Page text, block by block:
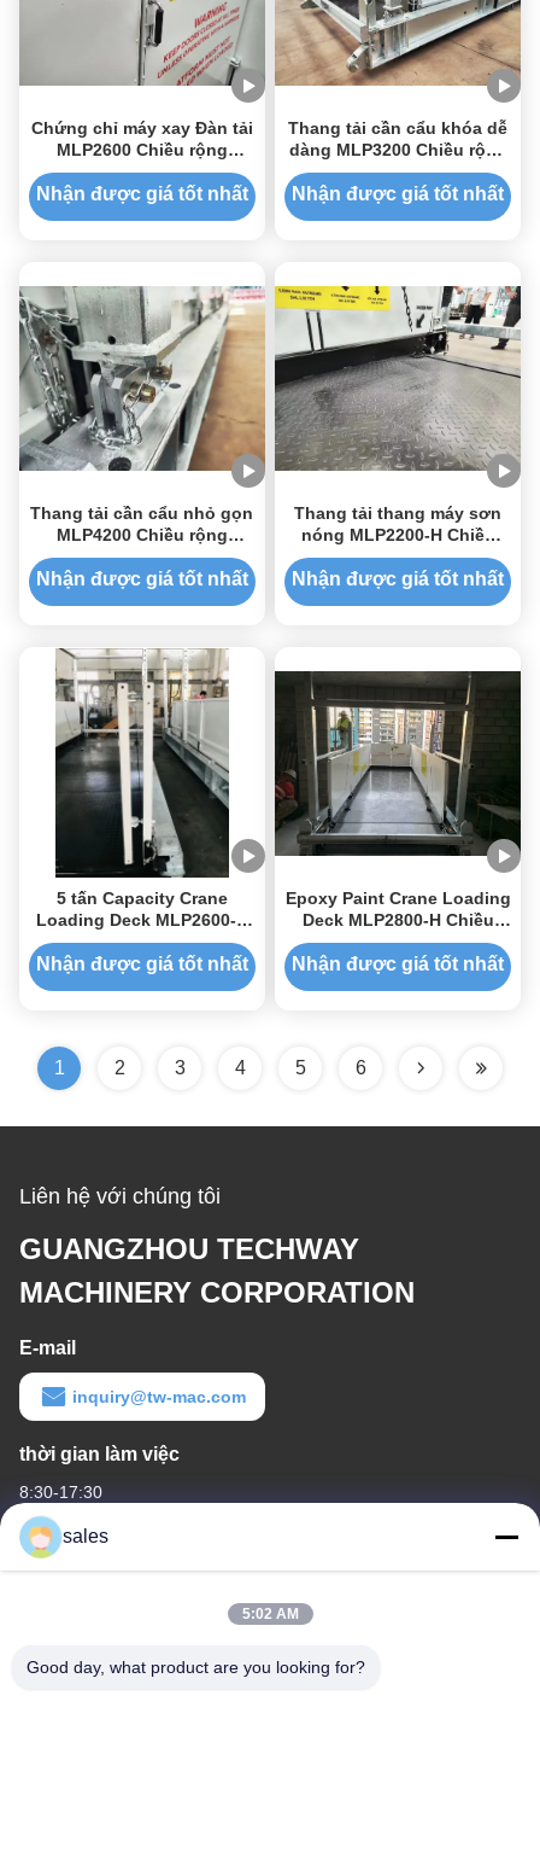
Chứng chỉ máy xay Đàn tải
MLP2600 Chiều rộng
2600mm Sơn epoxy
Nhận được giá tốt nhất
Thang tải cần cẩu khóa dễ
dàng MLP3200 Chiều rộng
3200mm
Nhận được giá tốt nhất
Thang tải cần cẩu nhỏ gọn
MLP4200 Chiều rộng
4200mm Hệ thống kéo dễ
dàng
Nhận được giá tốt nhất
Thang tải thang máy sơn
nóng MLP2200-H Chiều
rộng 2200mm
Nhận được giá tốt nhất
5 tấn Capacity Crane
Loading Deck MLP2600-H
Chiều rộng 2600mm
Nhận được giá tốt nhất
Epoxy Paint Crane Loading
Deck MLP2800-H Chiều
rộng 2800mm
Nhận được giá tốt nhất
1 2 3 4 5 6
Liên hệ với chúng tôi
GUANGZHOU TECHWAY
MACHINERY CORPORATION
E-mail
inquiry@tw-mac.com
thời gian làm việc
8:30-17:30
Địa chỉ của chúng tôi
Phòng 1311, Tòa nhà số 3 Golson Plaza, số 163 Yingbin Ave,
sales
5:02 AM
Good day, what product are you looking for?